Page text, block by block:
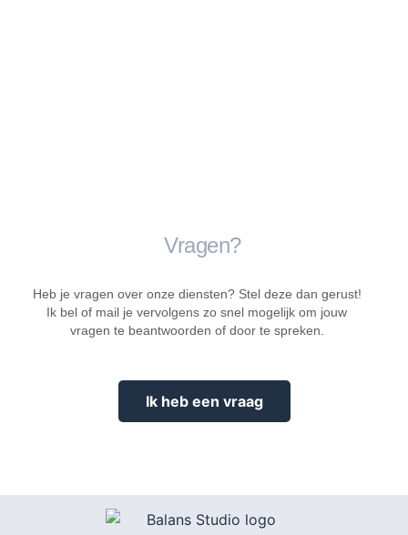
Vragen?
Heb je vragen over onze diensten? Stel deze dan gerust!
Ik bel of mail je vervolgens zo snel mogelijk om jouw
vragen te beantwoorden of door te spreken.
Ik heb een vraag